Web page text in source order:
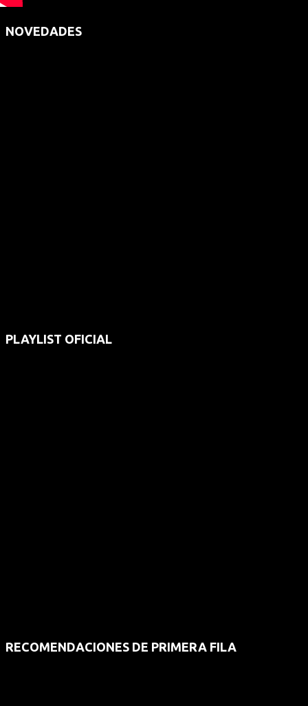
NOVEDADES
PLAYLIST OFICIAL
RECOMENDACIONES DE PRIMERA FILA